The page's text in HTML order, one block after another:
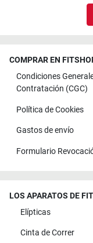
COMPRAR EN
Condiciones
Contratación (CGC)
Política de Cookies
Gastos de envío
Formulario
LOS APARATOS DE
Elípticas
Cinta de Correr